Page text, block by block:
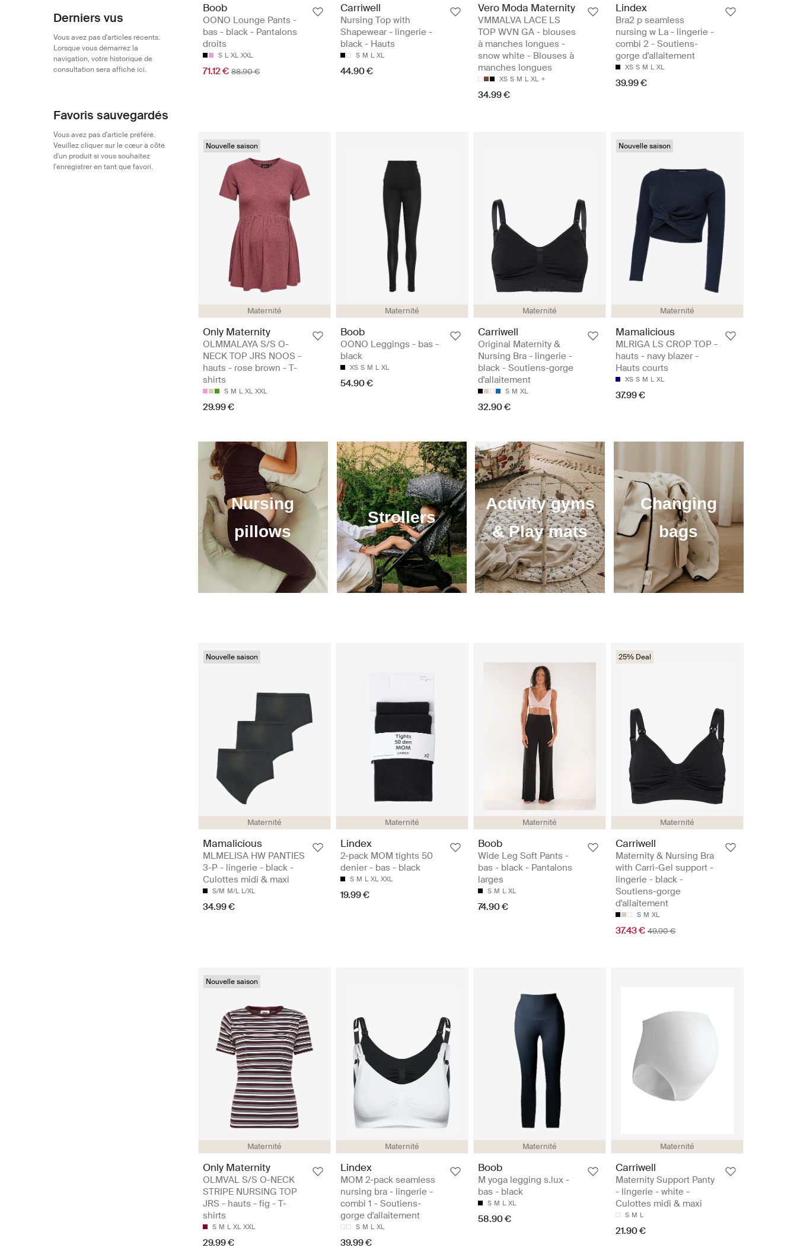
Derniers vus
Vous avez pas d'articles récents.
Lorsque vous démarrez la
navigation, votre historique de
consultation sera affiché ici.
Favoris sauvegardés
Vous avez pas d'article préféré.
Veuillez cliquer sur le cœur à côté
d'un produit si vous souhaitez
l'enregistrer en tant que favori.
Boob
OONO Lounge Pants -
bas - black - Pantalons
droits
S L XL XXL
71.12 € 88.90 €
Carriwell
Nursing Top with
Shapewear - lingerie -
black - Hauts
S M L XL
44.90 €
Vero Moda Maternity
VMMALVA LACE LS
TOP WVN GA - blouses
à manches longues -
snow white - Blouses à
manches longues
XS S M L XL
34.99 €
Lindex
Bra2 p seamless
nursing w La - lingerie -
combi 2 - Soutiens-
gorge d'allaitement
XS S M L XL
39.99 €
Maternité
Nouvelle saison
Only Maternity
OLMMALAYA S/S O-
NECK TOP JRS NOOS -
hauts - rose brown - T-
shirts
S M L XL XXL
29.99 €
Maternité
Boob
OONO Leggings - bas -
black
XS S M L XL
54.90 €
Maternité
Carriwell
Original Maternity &
Nursing Bra - lingerie -
black - Soutiens-gorge
d'allaitement
S M XL
32.90 €
Maternité
Nouvelle saison
Mamalicious
MLRIGA LS CROP TOP -
hauts - navy blazer -
Hauts courts
XS S M L XL
37.99 €
Maternité
Nouvelle saison
Mamalicious
MLMELISA HW PANTIES
3-P - lingerie - black -
Culottes midi & maxi
S/M M/L L/XL
34.99 €
Maternité
Lindex
2-pack MOM tights 50
denier - bas - black
S M L XL XXL
19.99 €
Maternité
Boob
Wide Leg Soft Pants -
bas - black - Pantalons
larges
S M L XL
74.90 €
Maternité
25% Deal
Carriwell
Maternity & Nursing Bra
with Carri-Gel support -
lingerie - black -
Soutiens-gorge
d'allaitement
S M XL
37.43 € 49.90 €
Maternité
Nouvelle saison
Only Maternity
OLMVAL S/S O-NECK
STRIPE NURSING TOP
JRS - hauts - fig - T-
shirts
S M L XL XXL
29.99 €
Maternité
Lindex
MOM 2-pack seamless
nursing bra - lingerie -
combi 1 - Soutiens-
gorge d'allaitement
S M L XL
39.99 €
Maternité
Boob
M yoga legging s.lux -
bas - black
S M L XL
58.90 €
Maternité
Carriwell
Maternity Support Panty
- lingerie - white -
Culottes midi & maxi
S M L
21.90 €
Nursing
pillows
Strollers
Activity gyms
& Play mats
Changing
bags